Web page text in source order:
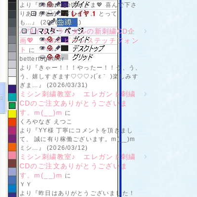
より『bettertogetherさま💖 喜んで下さ
りありがとうございます。 とって
も...』 (2026/03/31)
ハワイ＆ブライダルの新刺繍CD企
画💖 その2 ビーンステッチフォン
ト
に
bettertogether
より『きゃー！！！やったー！！う、う、
う、嬉しすぎます♡♡♡♪(´ε｀ )楽しみす
ぎま...』 (2026/03/31)
ミシン刺繍教室♪ エレガント刺繍
CDのご注文ありがとうございま
す。m(__)m に
くろやなぎ えつこ
より『YY様 丁寧にコメントを頂きまし
て、 誠に有り稼働ございます。m(__)m
ミシ...』 (2026/03/12)
ミシン刺繍教室♪ エレガント刺繍
CDのご注文ありがとうございま
す。m(__)m に
ＹＹ
より『昨日はありがとうございました！